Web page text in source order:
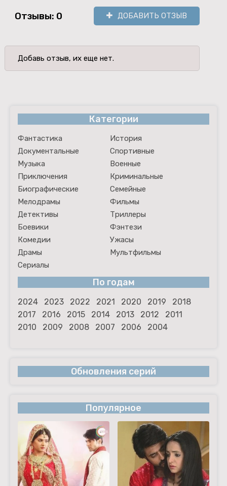
Отзывы: 0 ДОБАВИТЬ ОТЗЫВ
Добавь отзыв, их еще нет.
Категории
Фантастика
История
Документальные
Спортивные
Музыка
Военные
Приключения
Криминальные
Биографические
Семейные
Мелодрамы
Фильмы
Детективы
Триллеры
Боевики
Фэнтези
Комедии
Ужасы
Драмы
Мультфильмы
Сериалы
По годам
2024 2023 2022 2021 2020 2019
2018
2017
2016 2015 2014 2013 2012
2011
2010
2009 2008 2007 2006 2004
Обновления серий
Популярное